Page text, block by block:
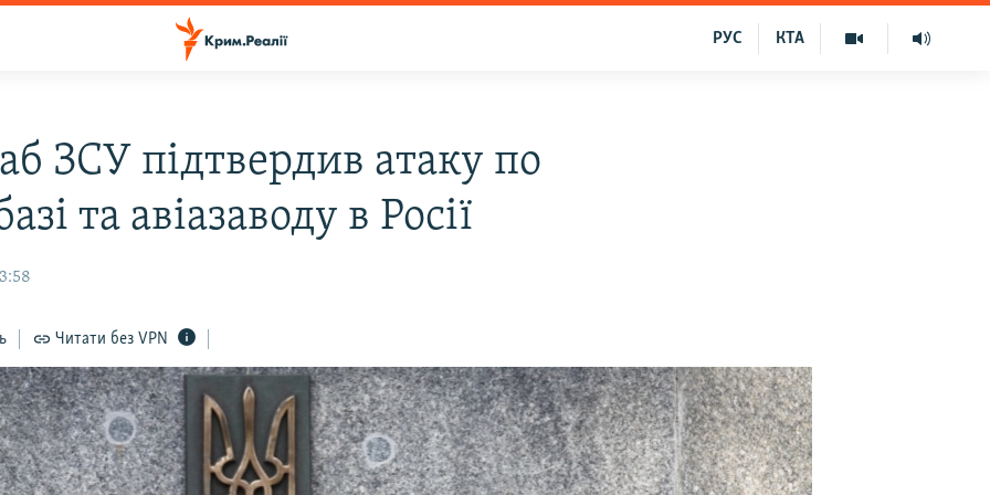
КТА
РУС
ЗСУ підтвердив атаку по
та авіазаводу в Росії
Читати без VPN